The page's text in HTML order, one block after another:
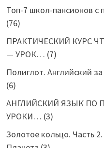
Топ-7 школ-пансионов
(76)
ПРАКТИЧЕСКИЙ КУРС
— УРОК… (7)
Полиглот. Английский
(6)
АНГЛИЙСКИЙ ЯЗЫК ПО
УРОКИ… (3)
Золотое кольцо. Часть